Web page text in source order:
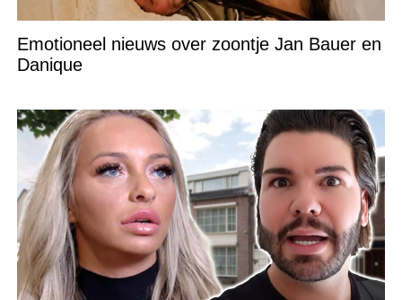
Emotioneel nieuws over zoontje Jan Bauer en
Danique